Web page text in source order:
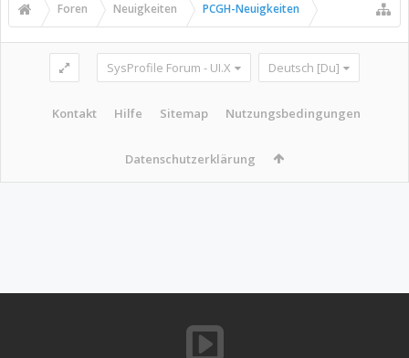
Foren Neuigkeiten PCGH-Neuigkeiten
SysProfile Forum - UI.X Deutsch [Du]
Kontakt Hilfe Sitemap Nutzungsbedingungen
Datenschutzerklärung